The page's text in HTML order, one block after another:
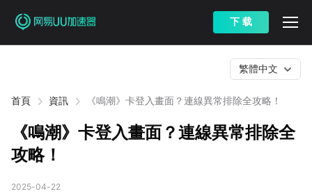
下 载
首頁 資訊 《鳴潮》卡登入畫面？連線異常排除全攻略！
繁體中文
《鳴潮》卡登入畫面？連線異常排除全
攻略！
2025-04-22